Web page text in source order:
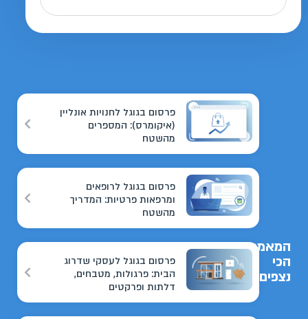
המאמרים
הכי
נצפים
פרסום בגוגל לחנויות אונליין
(איקומרס): המספרים
מהשטח
פרסום בגוגל לרופאים
ומרפאות פרטיות: המדריך
מהשטח
פרסום בגוגל לעסקי שדרוג
הבית: פרגולות, מטבחים,
דלתות ופרקטים